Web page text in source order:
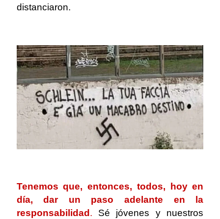
distanciaron.
Tenemos que, entonces, todos, hoy en
día, dar un paso adelante en la
responsabilidad. Sé jóvenes y nuestros